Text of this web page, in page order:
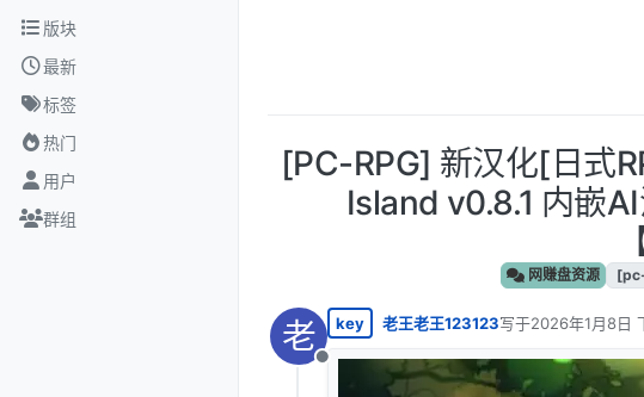
跳转至内容
版块
最新
标签
热门
用户
群组
[PC-RPG] 新汉化[日式
Island v0.8.1 内嵌
网赚盘资源
老
离线
key 老王老王123123写于2026年1月8日
最后由 编辑